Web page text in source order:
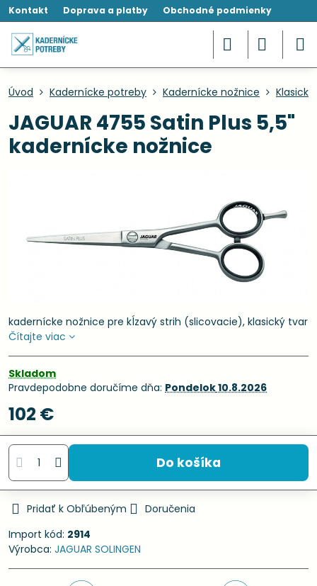
Kontakt Doprava a platby Obchodné podmienky
Úvod Kadernícke potreby Kadernícke nožnice
JAGUAR 4755 Satin Plus 5,5"
kadernícke nožnice
kadernícke nožnice pre kĺzavý strih (slicovacie), klasický tvar
Čítajte viac
Skladom
Pravdepodobne doručíme dňa: Pondelok10.8.2026
102 €
Do košíka
Pridať k Obľúbeným
Doručenia
Import kód: 2914
Výrobca: JAGUAR SOLINGEN